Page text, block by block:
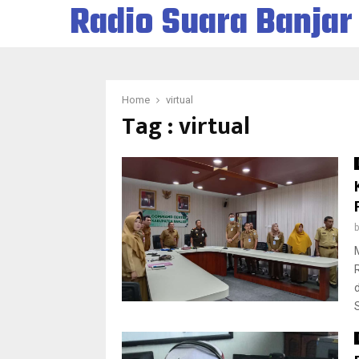
Radio Suara Banjar
Home virtual
Tag : virtual